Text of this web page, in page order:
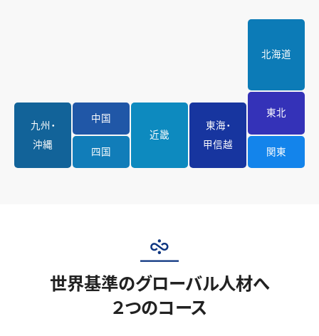
北海道
東北
九州・
沖縄
中国
近畿
東海・
甲信越
四国 関東
世界基準のグローバル人材へ
２つのコース